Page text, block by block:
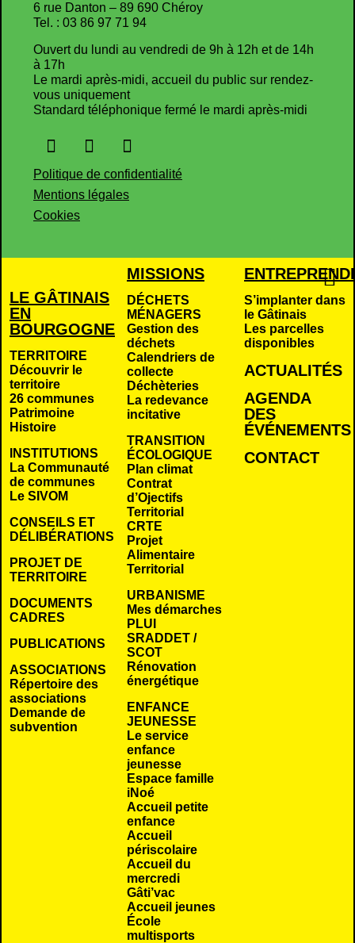
6 rue Danton – 89 690 Chéroy
Tel. : 03 86 97 71 94
Ouvert du lundi au vendredi de 9h à 12h et de 14h
à 17h
Le mardi après-midi, accueil du public sur rendez-
vous uniquement
Standard téléphonique fermé le mardi après-midi
Politique de confidentialité
Mentions légales
Cookies
LE GÂTINAIS
EN
BOURGOGNE
TERRITOIRE
Découvrir le
territoire
26 communes
Patrimoine
Histoire
INSTITUTIONS
La Communauté
de communes
Le SIVOM
CONSEILS ET
DÉLIBÉRATIONS
PROJET DE
TERRITOIRE
DOCUMENTS
CADRES
PUBLICATIONS
ASSOCIATIONS
Répertoire des
associations
Demande de
subvention
MISSIONS
DÉCHETS
MÉNAGERS
Gestion des
déchets
Calendriers de
collecte
Déchèteries
La redevance
incitative
TRANSITION
ÉCOLOGIQUE
Plan climat
Contrat
d’Ojectifs
Territorial
CRTE
Projet
Alimentaire
Territorial
URBANISME
Mes démarches
PLUI
SRADDET /
SCOT
Rénovation
énergétique
ENFANCE
JEUNESSE
Le service
enfance
jeunesse
Espace famille
iNoé
Accueil petite
enfance
Accueil
périscolaire
Accueil du
mercredi
Gâti’vac
Accueil jeunes
École
multisports
S’implanter dans
le Gâtinais
Les parcelles
disponibles
ACTUALITÉS
AGENDA
DES
ÉVÉNEMENTS
CONTACT